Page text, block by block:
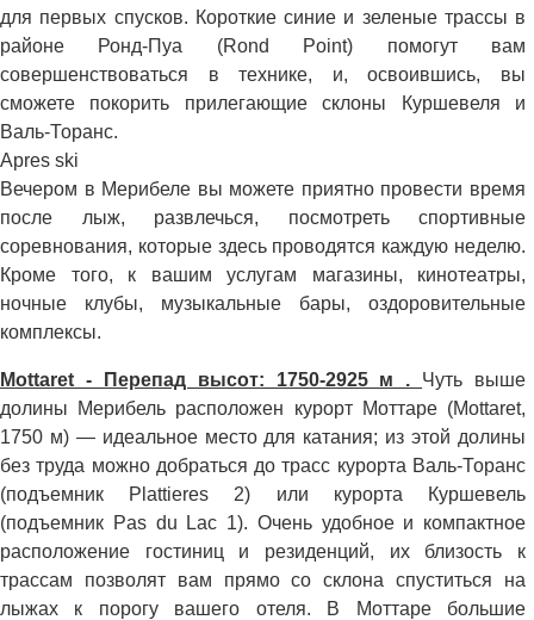
для первых спусков. Короткие синие и зеленые трассы в
районе Ронд-Пуа (Rond Point) помогут вам
совершенствоваться в технике, и, освоившись, вы
сможете покорить прилегающие склоны Куршевеля и
Валь-Торанс.
Apres ski
Вечером в Мерибеле вы можете приятно провести время
после лыж, развлечься, посмотреть спортивные
соревнования, которые здесь проводятся каждую неделю.
Кроме того, к вашим услугам магазины, кинотеатры,
ночные клубы, музыкальные бары, оздоровительные
комплексы.
Mottaret - Перепад высот: 1750-2925 м . Чуть выше
долины Мерибель расположен курорт Моттаре (Mottaret,
1750 м) — идеальное место для катания; из этой долины
без труда можно добраться до трасс курорта Валь-Торанс
(подъемник Plattieres 2) или курорта Куршевель
(подъемник Pas du Lac 1). Очень удобное и компактное
расположение гостиниц и резиденций, их близость к
трассам позволят вам прямо со склона спуститься на
лыжах к порогу вашего отеля. В Моттаре большие